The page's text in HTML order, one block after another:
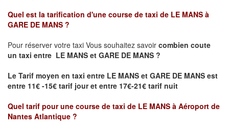
Quel est la tarification d'une course de taxi de LE MANS à
GARE DE MANS ?
Pour réserver votre taxi Vous souhaitez savoir combien coute
un taxi entre LE MANS et GARE DE MANS ?
Le Tarif moyen en taxi entre LE MANS et GARE DE MANS est
entre 11€ -15€ tarif jour et entre 17€-21€ tarif nuit
Quel tarif pour une course de taxi de LE MANS à Aéroport de
Nantes Atlantique ?